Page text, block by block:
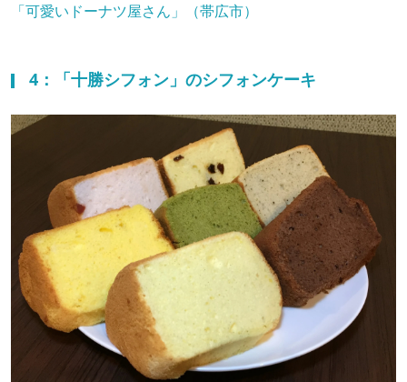
「可愛いドーナツ屋さん」（帯広市）
4：「十勝シフォン」のシフォンケーキ